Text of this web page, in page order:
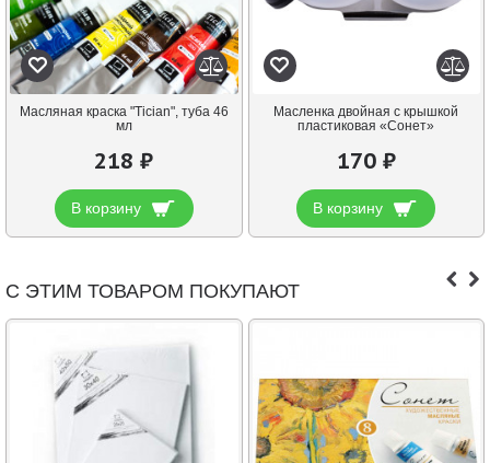
Масляная краска "Tician", туба 46
мл
218 ₽
В корзину
Масленка двойная с крышкой
пластиковая «Сонет»
170 ₽
В корзину
С ЭТИМ ТОВАРОМ ПОКУПАЮТ